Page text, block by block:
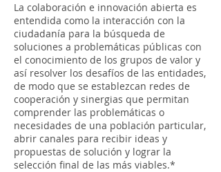
La colaboración e innovación abierta es
entendida como la interacción con la
ciudadanía para la búsqueda de
soluciones a problemáticas públicas con
el conocimiento de los grupos de valor y
así resolver los desafíos de las entidades,
de modo que se establezcan redes de
cooperación y sinergias que permitan
comprender las problemáticas o
necesidades de una población particular,
abrir canales para recibir ideas y
propuestas de solución y lograr la
selección final de las más viables.*